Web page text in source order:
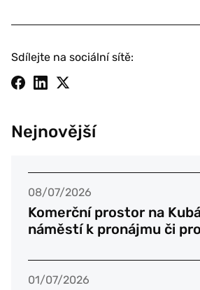
Sdílejte na sociální sítě:
Nejnovější
08/07/2026
Komerční prostor na
náměstí k pronájmu či
01/07/2026